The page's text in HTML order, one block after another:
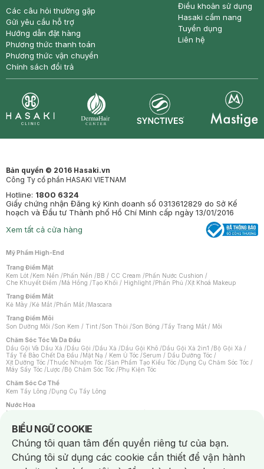
Các câu hỏi thường gặp
Gửi yêu cầu hỗ trợ
Hướng dẫn đặt hàng
Phương thức thanh toán
Phương thức vận chuyển
Chính sách đổi trả
Điều khoản sử dụng
Hasaki cẩm nang
Tuyển dụng
Liên hệ
Bản quyền © 2016 Hasaki.vn
Công Ty cổ phần HASAKI VIETNAM
Hotline: 1800 6324
Giấy chứng nhận Đăng ký Kinh doanh số 0313612829 do Sở Kế
hoạch và Đầu tư Thành phố Hồ Chí Minh cấp ngày 13/01/2016
Xem tất cả cửa hàng
Mỹ Phẩm High-End
Trang Điểm Mặt
Kem Lót /Kem Nền /Phấn Nền /BB / CC Cream /Phấn Nước Cushion /
Che Khuyết Điểm /Má Hồng /Tạo Khối / Highlight /Phấn Phủ /Xịt Khoá Makeup
Trang Điểm Mắt
Kẻ Mày /Kẻ Mắt /Phấn Mắt /Mascara
Trang Điểm Môi
Son Dưỡng Môi /Son Kem / Tint /Son Thỏi /Son Bóng /Tẩy Trang Mắt / Môi
Chăm Sóc Tóc Và Da Đầu
Dầu Gội Và Dầu Xả /Dầu Gội /Dầu Xả /Dầu Gội Khô /Dầu Gội Xả 2in1 /Bộ Gội Xả /
Tẩy Tế Bào Chết Da Đầu /Mặt Nạ / Kem Ủ Tóc /Serum / Dầu Dưỡng Tóc /
Xịt Dưỡng Tóc /Thuốc Nhuộm Tóc /Sản Phẩm Tạo Kiểu Tóc /Dụng Cụ Chăm Sóc Tóc /
Máy Sấy Tóc /Lược /Bộ Chăm Sóc Tóc /Phụ Kiện Tóc
Chăm Sóc Cơ Thể
Kem Tẩy Lông /Dụng Cụ Tẩy Lông
Nước Hoa
Nước Hoa Nữ
Chăm Sóc Cá Nhân
Chống Muỗi /Khẩu Trang /Máy Massage/Mặt Nạ Xông Hơi /Nước Rửa Tay/
Sản Phẩm Chăm Sóc Khác /Bàn Chải Đánh Răng /Bàn Chải Điện/
Hỗ Trợ Trắng Răng/Kem Đánh Răng /Máy Tăm Nước/ Nước Súc Miệng/
Tăm / Chỉ Nha Khoa/ Xịt Thơm Miệng / Dung Dịch Vệ Sinh/Dưỡng Vùng Kín/
BIỂU NGỮ COOKIE
Notice about cookies usage
Chúng tôi quan tâm đến quyền riêng tư của bạn.
Chúng tôi sử dụng các cookie cần thiết để vận hành